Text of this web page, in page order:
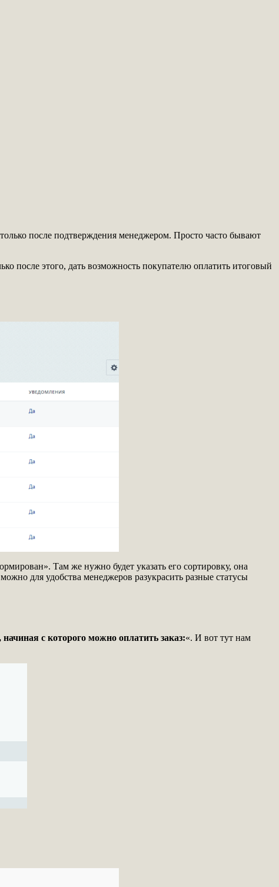
после подтверждения менеджером. Просто часто бывают
после этого, дать возможность покупателю оплатить итоговый
Там же нужно будет указать его сортировку, она
для удобства менеджеров разукрасить разные статусы
начиная с которого можно оплатить заказ:«. И вот тут нам